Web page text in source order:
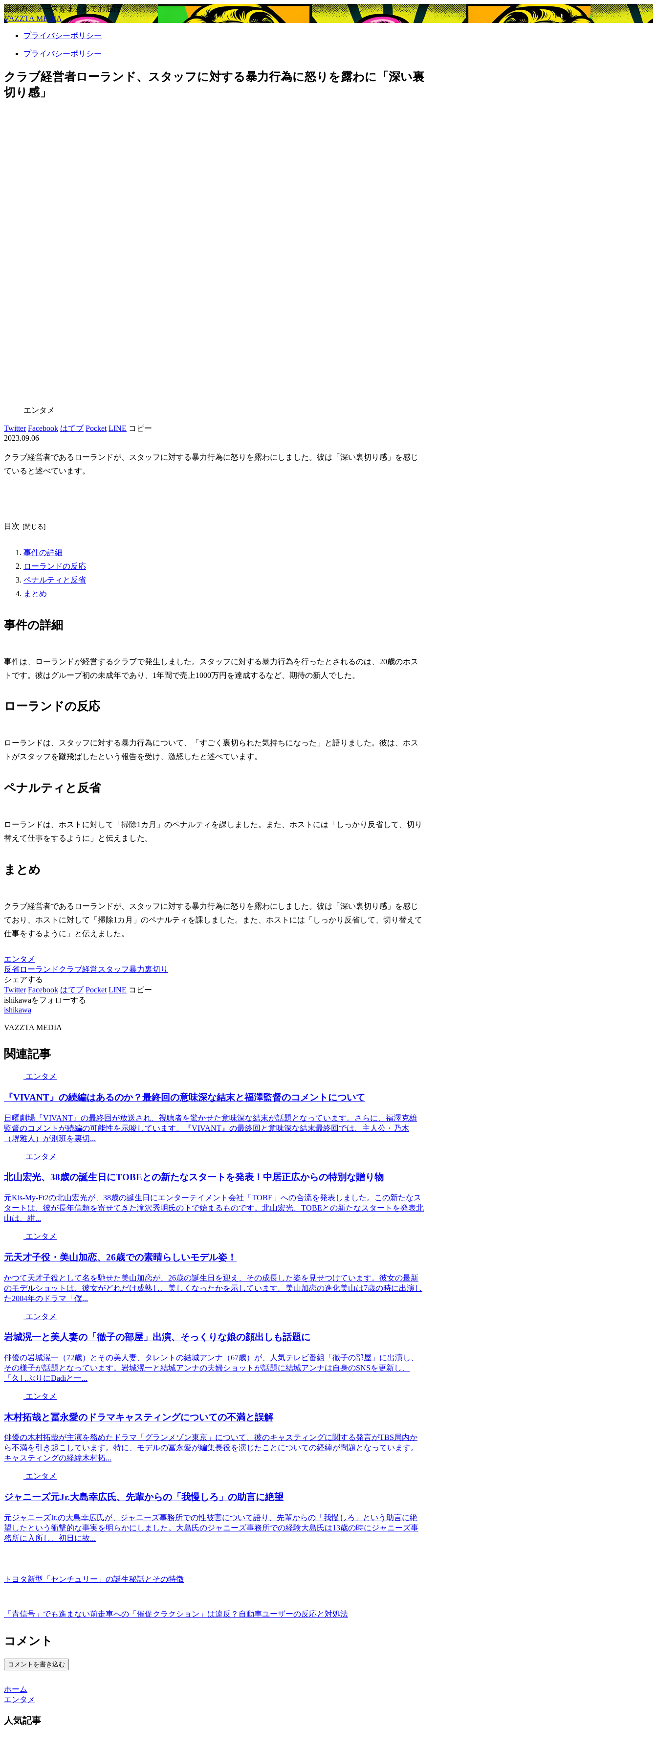
話題のニュースをまとめてお届け
VAZZTA MEDIA
プライバシーポリシー
プライバシーポリシー
クラブ経営者ローランド、スタッフに対する暴力行為に怒りを露わに「深い裏
切り感」
エンタメ
Twitter Facebook はてブ Pocket LINE コピー
2023.09.06
クラブ経営者であるローランドが、スタッフに対する暴力行為に怒りを露わにしました。彼は「深い裏切り感」を感じ
ていると述べています。
目次
事件の詳細
ローランドの反応
ペナルティと反省
まとめ
事件の詳細
事件は、ローランドが経営するクラブで発生しました。スタッフに対する暴力行為を行ったとされるのは、20歳のホス
トです。彼はグループ初の未成年であり、1年間で売上1000万円を達成するなど、期待の新人でした。
ローランドの反応
ローランドは、スタッフに対する暴力行為について、「すごく裏切られた気持ちになった」と語りました。彼は、ホス
トがスタッフを蹴飛ばしたという報告を受け、激怒したと述べています。
ペナルティと反省
ローランドは、ホストに対して「掃除1カ月」のペナルティを課しました。また、ホストには「しっかり反省して、切り
替えて仕事をするように」と伝えました。
まとめ
クラブ経営者であるローランドが、スタッフに対する暴力行為に怒りを露わにしました。彼は「深い裏切り感」を感じ
ており、ホストに対して「掃除1カ月」のペナルティを課しました。また、ホストには「しっかり反省して、切り替えて
仕事をするように」と伝えました。
エンタメ
反省ローランド クラブ経営スタッフ暴力裏切り
シェアする
Twitter Facebook はてブ Pocket LINE コピー
ishikawaをフォローする
ishikawa
VAZZTA MEDIA
関連記事
エンタメ
『VIVANT』の続編はあるのか？最終回の意味深な結末と福澤監督のコメントについて
日曜劇場『VIVANT』の最終回が放送され、視聴者を驚かせた意味深な結末が話題となっています。さらに、福澤克雄
監督のコメントが続編の可能性を示唆しています。『VIVANT』の最終回と意味深な結末最終回では、主人公・乃木
（堺雅人）が別班を裏切...
エンタメ
北山宏光、38歳の誕生日にTOBEとの新たなスタートを発表！中居正広からの特別な贈り物
元Kis-My-Ft2の北山宏光が、38歳の誕生日にエンターテイメント会社「TOBE」への合流を発表しました。この新たなス
タートは、彼が長年信頼を寄せてきた滝沢秀明氏の下で始まるものです。北山宏光、TOBEとの新たなスタートを発表北
山は、紺...
エンタメ
元天才子役・美山加恋、26歳での素晴らしいモデル姿！
かつて天才子役として名を馳せた美山加恋が、26歳の誕生日を迎え、その成長した姿を見せつけています。彼女の最新
のモデルショットは、彼女がどれだけ成熟し、美しくなったかを示しています。美山加恋の進化美山は7歳の時に出演し
た2004年のドラマ「僕...
エンタメ
岩城滉一と美人妻の「徹子の部屋」出演、そっくりな娘の顔出しも話題に
俳優の岩城滉一（72歳）とその美人妻、タレントの結城アンナ（67歳）が、人気テレビ番組「徹子の部屋」に出演し、
その様子が話題となっています。岩城滉一と結城アンナの夫婦ショットが話題に結城アンナは自身のSNSを更新し、
「久しぶりにDadiと一...
エンタメ
木村拓哉と冨永愛のドラマキャスティングについての不満と誤解
俳優の木村拓哉が主演を務めたドラマ「グランメゾン東京」について、彼のキャスティングに関する発言がTBS局内か
ら不満を引き起こしています。特に、モデルの冨永愛が編集長役を演じたことについての経緯が問題となっています。
キャスティングの経緯木村拓...
エンタメ
ジャニーズ元Jr.大島幸広氏、先輩からの「我慢しろ」の助言に絶望
元ジャニーズJr.の大島幸広氏が、ジャニーズ事務所での性被害について語り、先輩からの「我慢しろ」という助言に絶
望したという衝撃的な事実を明らかにしました。大島氏のジャニーズ事務所での経験大島氏は13歳の時にジャニーズ事
務所に入所し、初日に故...
トヨタ新型「センチュリー」の誕生秘話とその特徴
「青信号」でも進まない前走車への「催促クラクション」は違反？自動車ユーザーの反応と対処法
コメント
コメントを書き込む
ホーム
エンタメ
人気記事